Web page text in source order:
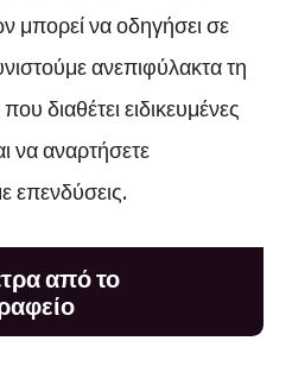
να οδηγήσει σε
ανεπιφύλακτα τη
διαθέτει ειδικευμένες
να αναρτήσετε
επενδύσεις.
από το